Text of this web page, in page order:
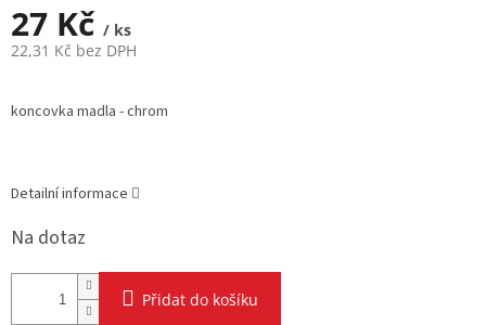
27 Kč / ks
22,31 Kč bez DPH
cena:
koncovka madla - chrom
Detailní informace
Na dotaz
Přidat do košíku